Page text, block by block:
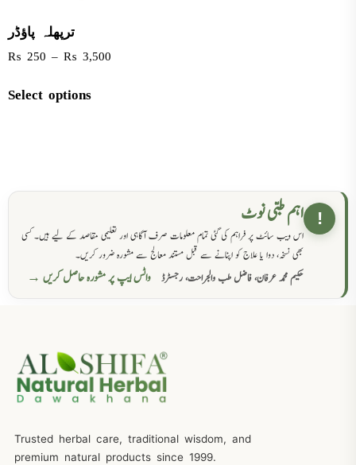
ترپھلہ پاؤڈر
₨ 250 – ₨ 3,500
Select options
! اہم طبی نوٹ
اس ویب سائٹ پر فراہم کی گئی تمام معلومات صرف آگاہی اور تعلیمی مقاصد کے لیے ہیں۔ کسی
بھی نسخہ، دوا یا علاج کو اپنانے سے قبل مستند معالج سے مشورہ ضرور کریں۔
حکیم محمد عرفان، فاضل طب والجراحت، رجسٹرڈ
واٹس ایپ پر مشورہ حاصل کریں →
Trusted herbal care, traditional wisdom, and
premium natural products since 1999.